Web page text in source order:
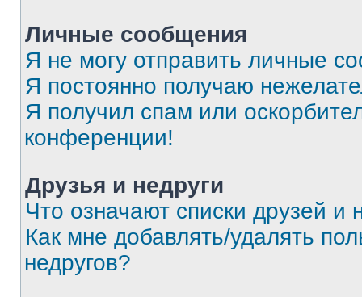
Личные сообщения
Я не могу отправить личные
Я постоянно получаю
Я получил спам или
конференции!
Друзья и недруги
Что означают списки друзей и
Как мне добавлять/удалять
недругов?